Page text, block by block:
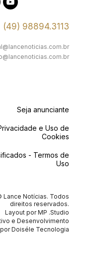
(49) 98894.3113
Seja anunciante
e Uso de
Cookies
- Termos de
Uso
Lance Notícias. Todos
direitos reservados.
Layout porMP .Studio
e Desenvolvimento
porDoiséle Tecnologia